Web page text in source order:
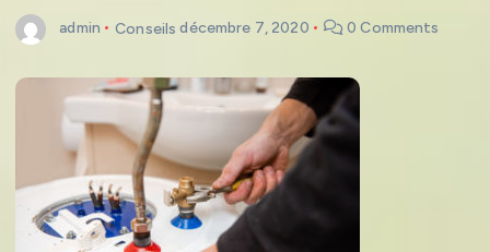
admin Conseils décembre 7, 2020 0 Comments